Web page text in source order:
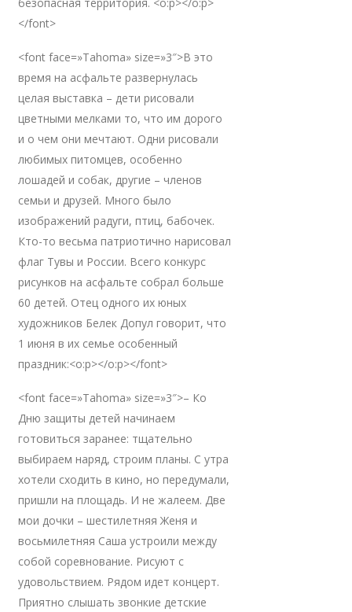
</font>
<font face=»Tahoma» size=»3″>В это
время на асфальте развернулась
целая выставка – дети рисовали
цветными мелками то, что им дорого
и о чем они мечтают. Одни рисовали
любимых питомцев, особенно
лошадей и собак, другие – членов
семьи и друзей. Много было
изображений радуги, птиц, бабочек.
Кто-то весьма патриотично нарисовал
флаг Тувы и России. Всего конкурс
рисунков на асфальте собрал больше
60 детей. Отец одного их юных
художников Белек Допул говорит, что
1 июня в их семье особенный
праздник:<o:p></o:p></font>
<font face=»Tahoma» size=»3″>– Ко
Дню защиты детей начинаем
готовиться заранее: тщательно
выбираем наряд, строим планы. С утра
хотели сходить в кино, но передумали,
пришли на площадь. И не жалеем. Две
мои дочки – шестилетняя Женя и
восьмилетняя Саша устроили между
собой соревнование. Рисуют с
удовольствием. Рядом идет концерт.
Приятно слышать звонкие детские